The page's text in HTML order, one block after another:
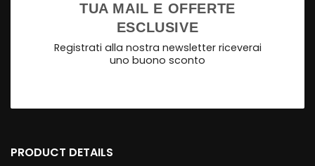
TUA MAIL E OFFERTE
ESCLUSIVE
Registrati alla nostra newsletter riceverai
uno buono sconto
PRODUCT DETAILS